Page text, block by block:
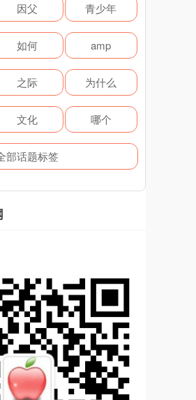
因父 青少年
如何 amp
之际 为什么
文化 哪个
部话题标签